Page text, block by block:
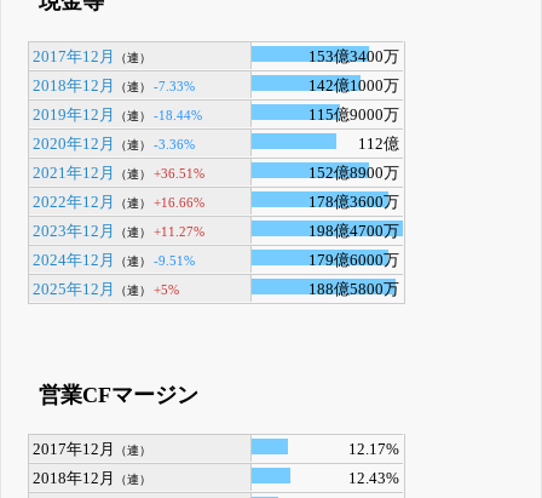
2017年12月 （連）
153億3400万
2018年12月
（連） -7.33%
142億1000万
2019年12月
（連） -18.44%
115億9000万
2020年12月
（連） -3.36%
112億
2021年12月
（連） +36.51%
152億8900万
2022年12月
（連） +16.66%
178億3600万
2023年12月
（連） +11.27%
198億4700万
2024年12月
（連） -9.51%
179億6000万
2025年12月
（連） +5% 188億5800万
営業CFマージン
2017年12月 （連）
12.17%
2018年12月
（連）
12.43%